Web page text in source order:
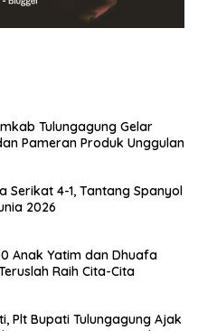
Tulungagung Gelar
Pameran Produk Unggulan
Serikat 4-1, Tantang Spanyol
2026
Anak Yatim dan Dhuafa
Raih Cita-Cita
Plt Bupati Tulungagung Ajak